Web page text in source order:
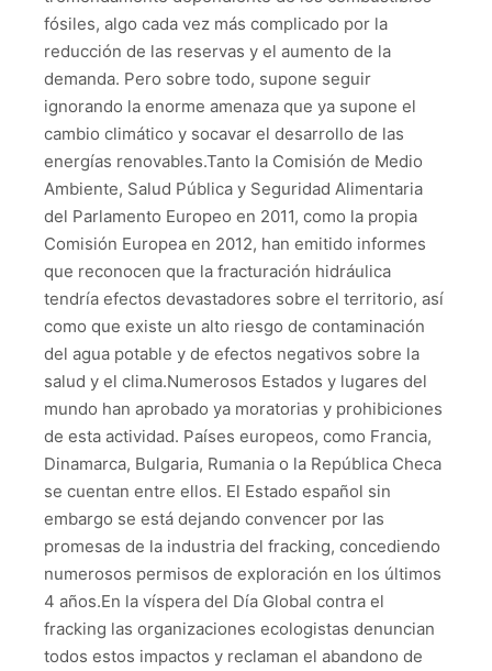
fósiles, algo cada vez más complicado por la
reducción de las reservas y el aumento de la
demanda. Pero sobre todo, supone seguir
ignorando la enorme amenaza que ya supone el
cambio climático y socavar el desarrollo de las
energías renovables.Tanto la Comisión de Medio
Ambiente, Salud Pública y Seguridad Alimentaria
del Parlamento Europeo en 2011, como la propia
Comisión Europea en 2012, han emitido informes
que reconocen que la fracturación hidráulica
tendría efectos devastadores sobre el territorio, así
como que existe un alto riesgo de contaminación
del agua potable y de efectos negativos sobre la
salud y el clima.Numerosos Estados y lugares del
mundo han aprobado ya moratorias y prohibiciones
de esta actividad. Países europeos, como Francia,
Dinamarca, Bulgaria, Rumania o la República Checa
se cuentan entre ellos. El Estado español sin
embargo se está dejando convencer por las
promesas de la industria del fracking, concediendo
numerosos permisos de exploración en los últimos
4 años.En la víspera del Día Global contra el
fracking las organizaciones ecologistas denuncian
todos estos impactos y reclaman el abandono de